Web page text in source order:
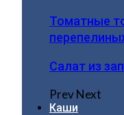
Томатные
Салат из
PrevNext
Каши